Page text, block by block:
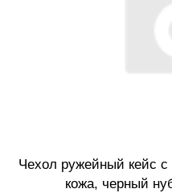
Чехол ружейный кейс с
кожа, черный